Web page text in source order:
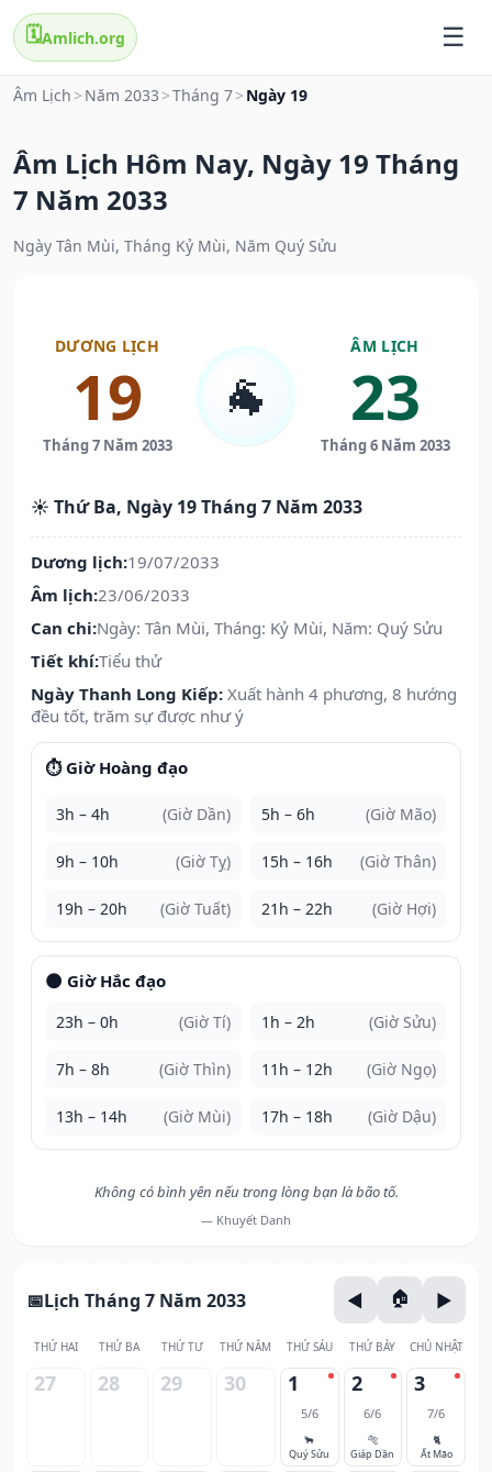
🗓️Amlich.org
Âm Lịch > Năm 2033 >Tháng 7> Ngày 19
Âm Lịch Hôm Nay, Ngày 19 Tháng
7 Năm 2033
Ngày Tân Mùi, Tháng Kỷ Mùi, Năm Quý Sửu
DƯƠNG LỊCH
19
Tháng 7 Năm 2033
🐐
ÂM LỊCH
23
Tháng 6 Năm 2033
☀️ Thứ Ba, Ngày 19 Tháng 7 Năm 2033
Dương lịch:19/07/2033
Âm lịch:23/06/2033
Can chi:Ngày: Tân Mùi, Tháng: Kỷ Mùi, Năm: Quý Sửu
Tiết khí:Tiểu thử
Ngày Thanh Long Kiếp: Xuất hành 4 phương, 8 hướng
đều tốt, trăm sự được như ý
⏱️ Giờ Hoàng đạo
3h – 4h (Giờ Dần) 5h – 6h (Giờ Mão)
9h – 10h (Giờ Tỵ) 15h – 16h (Giờ Thân)
19h – 20h (Giờ Tuất) 21h – 22h (Giờ Hợi)
🌑 Giờ Hắc đạo
23h – 0h (Giờ Tí) 1h – 2h (Giờ Sửu)
7h – 8h (Giờ Thìn) 11h – 12h (Giờ Ngọ)
13h – 14h (Giờ Mùi) 17h – 18h (Giờ Dậu)
Không có bình yên nếu trong lòng bạn là bão tố.
— Khuyết Danh
Lịch Tháng 7 Năm 2033
THỨ HAI THỨ BA THỨ TƯ THỨ NĂM THỨ SÁU THỨ BẢY CHỦ NHẬT
27 28 29 30 1
5/6
🐂
Quý Sửu
2
6/6
🐅
Giáp Dần
3
7/6
🐈
Ất Mão